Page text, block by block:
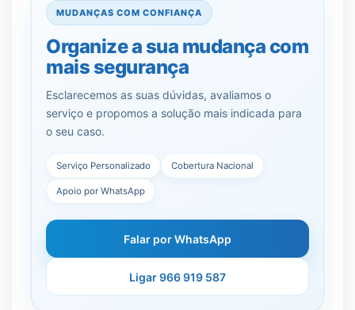
MUDANÇAS COM CONFIANÇA
Organize a sua mudança com
mais segurança
Esclarecemos as suas dúvidas, avaliamos o
serviço e propomos a solução mais indicada para
o seu caso.
Serviço Personalizado Cobertura Nacional
Apoio por WhatsApp
Falar por WhatsApp
Ligar 966 919 587